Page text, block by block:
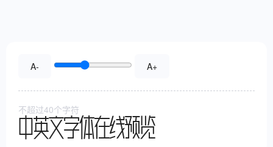
A- A+
不超过40个字符
中英文字体在线预览